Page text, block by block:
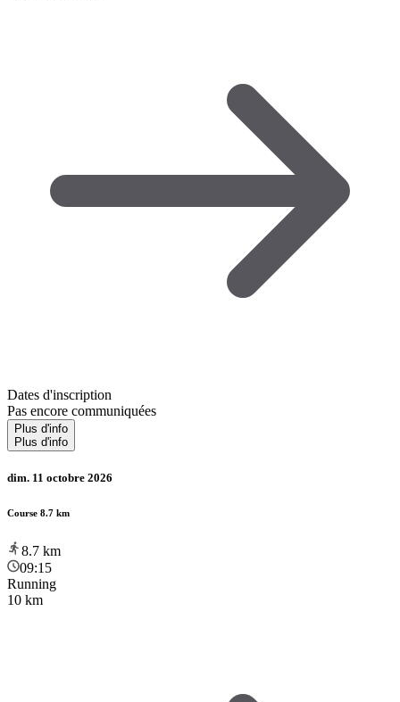
Dates d'inscription
Pas encore communiquées
Plus d'info
Plus d'info
dim. 11 octobre 2026
Course 8.7 km
8.7 km
09:15
Running
10 km